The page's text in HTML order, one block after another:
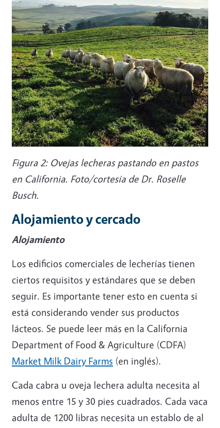
Figura 2: Ovejas lecheras pastando en pastos
en California. Foto/cortesía de Dr. Roselle
Busch.
Alojamiento y cercado
Alojamiento
Los edificios comerciales de lecherías tienen
ciertos requisitos y estándares que se deben
seguir. Es importante tener esto en cuenta si
está considerando vender sus productos
lácteos. Se puede leer más en la California
Department of Food & Agriculture (CDFA)
Market Milk Dairy Farms (en inglés).
Cada cabra u oveja lechera adulta necesita al
menos entre 15 y 30 pies cuadrados. Cada vaca
adulta de 1200 libras necesita un establo de al